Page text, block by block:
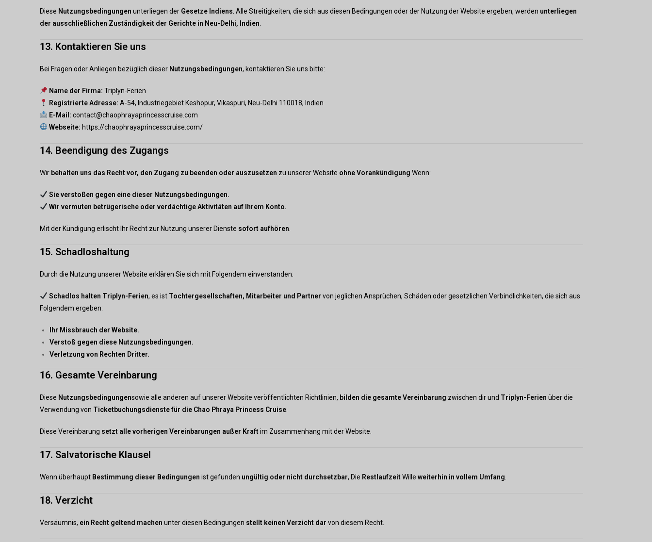
Diese Nutzungsbedingungen unterliegen der Gesetze Indiens . Alle Streitigkeiten, die sich aus diesen Bedingungen oder der Nutzung der Website ergeben, werden unterliegen
der ausschließlichen Zuständigkeit der Gerichte in Neu-Delhi, Indien
13. Kontaktieren Sie uns
Bei Fragen oder Anliegen bezüglich dieser Nutzungsbedingungen, kontaktieren Sie uns bitte:
Name der Firma: Triplyn-Ferien
Registrierte Adresse: A-54, Industriegebiet Keshopur, Vikaspuri, Neu-Delhi 110018, Indien
E-Mail: contact@chaophrayaprincesscruise.com
Webseite: https://chaophrayaprincesscruise.com/
14. Beendigung des Zugangs
Wir behalten uns das Recht vor, den Zugang zu beenden oder auszusetzen zu unserer Website ohne Vorankündigung Wenn:
Sie verstoßen gegen eine dieser Nutzungsbedingungen.
Wir vermuten betrügerische oder verdächtige Aktivitäten auf Ihrem Konto.
Mit der Kündigung erlischt Ihr Recht zur Nutzung unserer Dienste sofort aufhören
15. Schadloshaltung
Durch die Nutzung unserer Website erklären Sie sich mit Folgendem einverstanden:
Schadlos halten Triplyn-Ferien, es ist Tochtergesellschaften, Mitarbeiter und Partner von jeglichen Ansprüchen, Schäden oder gesetzlichen Verbindlichkeiten, die sich aus
Folgendem ergeben:
Ihr Missbrauch der Website.
Verstoß gegen diese Nutzungsbedingungen.
Verletzung von Rechten Dritter.
16. Gesamte Vereinbarung
Diese Nutzungsbedingungensowie alle anderen auf unserer Website veröffentlichten Richtlinien, bilden die gesamte Vereinbarung zwischen dir und Triplyn-Ferien über die
Verwendung von Ticketbuchungsdienste für die Chao Phraya Princess Cruise
Diese Vereinbarung setzt alle vorherigen Vereinbarungen außer Kraft im Zusammenhang mit der Website.
17. Salvatorische Klausel
Wenn überhaupt Bestimmung dieser Bedingungen ist gefunden ungültig oder nicht durchsetzbar, Die Restlaufzeit Wille weiterhin in vollem Umfang
18. Verzicht
Versäumnis, ein Recht geltend machen unter diesen Bedingungen stellt keinen Verzicht dar von diesem Recht.